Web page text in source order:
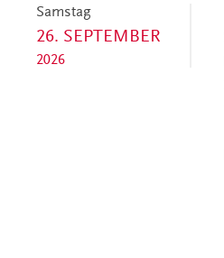
Samstag
26. SEPTEMBER
2026